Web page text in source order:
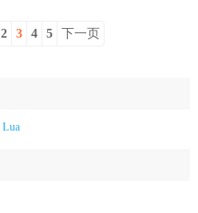
2 3 4 5 下一页
Lua